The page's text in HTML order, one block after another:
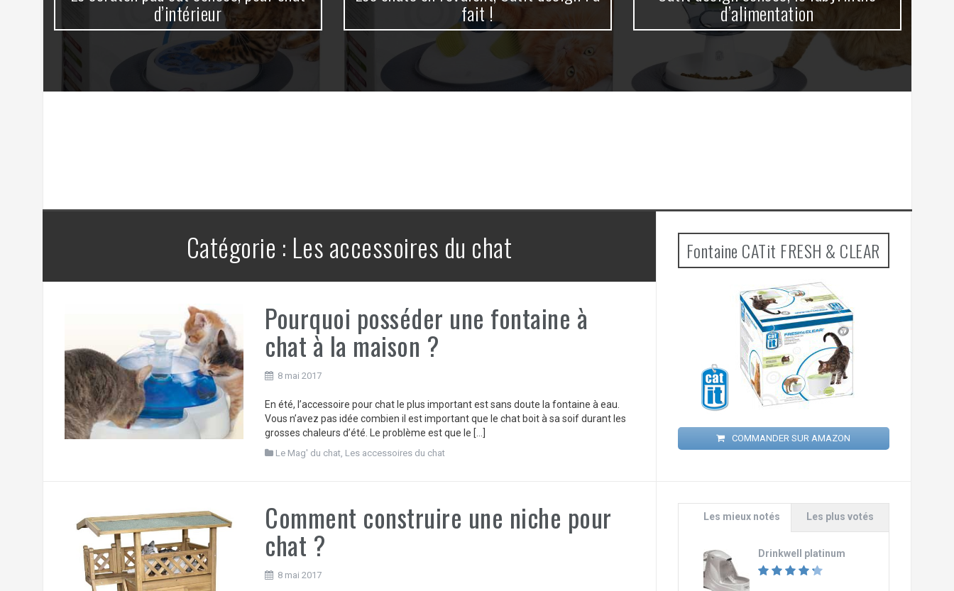
d’intérieur fait ! d’alimentation
Catégorie : Les accessoires du chat
Pourquoi posséder une fontaine à
chat à la maison ?
8 mai 2017
En été, l’accessoire pour chat le plus important est sans doute la fontaine à eau.
Vous n’avez pas idée combien il est important que le chat boit à sa soif durant les
grosses chaleurs d’été. Le problème est que le […]
Le Mag' du chat, Les accessoires du chat
Comment construire une niche pour
chat ?
8 mai 2017
Fontaine CATit FRESH & CLEAR
COMMANDER SUR AMAZON
Les mieux notés Les plus votés
Drinkwell platinum